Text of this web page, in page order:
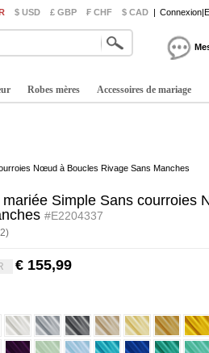
$ USD £ GBP ₣ CHF $ CAD |
Robes mères Accessoires de mariage
Nœud à Boucles Rivage Sans Manches
mariée Simple Sans courroies
#E2204337
€ 155,99